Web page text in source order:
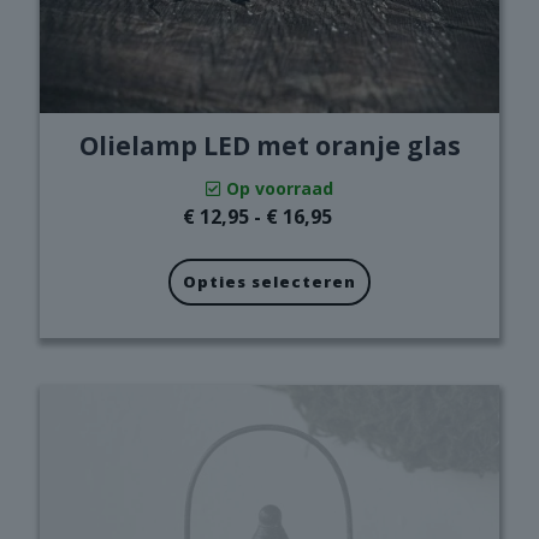
Olielamp LED met oranje glas
Op voorraad
€ 12,95 - € 16,95Prijsklasse:
tot
€ 16,95
Opties selecteren
product